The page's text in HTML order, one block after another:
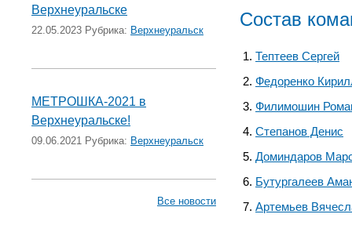
Верхнеуральске
22.05.2023 Рубрика: Верхнеуральск
МЕТРОШКА-2021 в
Верхнеуральске!
09.06.2021 Рубрика: Верхнеуральск
Все новости
Состав
Тептеев Сергей
Федоренко
Филимошин
Степанов Денис
Доминдаров
Бутургалеев
Артемьев